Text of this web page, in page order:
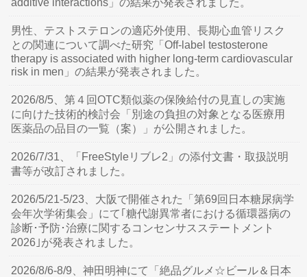
additive interactions」の結果が発表されました。
男性、テストステロンの適応外使用、長期心血管リスク
との関連について調べた研究「Off-label testosterone
therapy is associated with higher long-term cardiovascular
risk in men」の結果が発表されました。
2026/8/5、第４回OTC類似薬の保険給付の見直しの実施
に向けた技術的検討会「別途の負担の対象となる医療用
医薬品の品目の一覧（案）」が公開されました。
2026/7/31、「FreeStyleリブレ2」の添付文書・取扱説明
書等が改訂されました。
2026/5/21-5/23、大阪で開催された「第69回日本糖尿病学
会年次学術集会」にて｢糖代謝異常者における循環器病の
診断･予防･治療に関するコンセンサスステートメント
2026｣が発表されました。
2026/8/6-8/9、神田明神にて「絶品グルメ☆ビール＆日本